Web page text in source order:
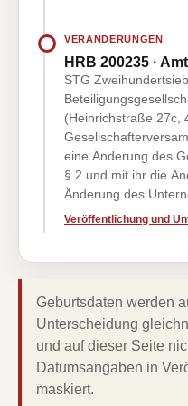
VERÄNDERUNGEN
HRB 200235 ·
STG
(Heinrichstraße 27c,
eine Änderung des
§ 2 und mit ihr die
Änderung des
Veröffentlichung und
Geburtsdaten werden
Unterscheidung
und auf dieser Seite
Datumsangaben in
maskiert.